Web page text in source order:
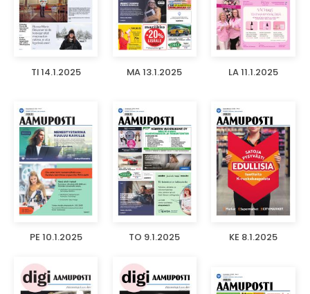
TI 14.1.2025 MA 13.1.2025 LA 11.1.2025
PE 10.1.2025 TO 9.1.2025 KE 8.1.2025